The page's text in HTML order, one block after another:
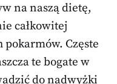
na naszą dietę,
całkowitej
Częste
te bogate w
do nadwyżki